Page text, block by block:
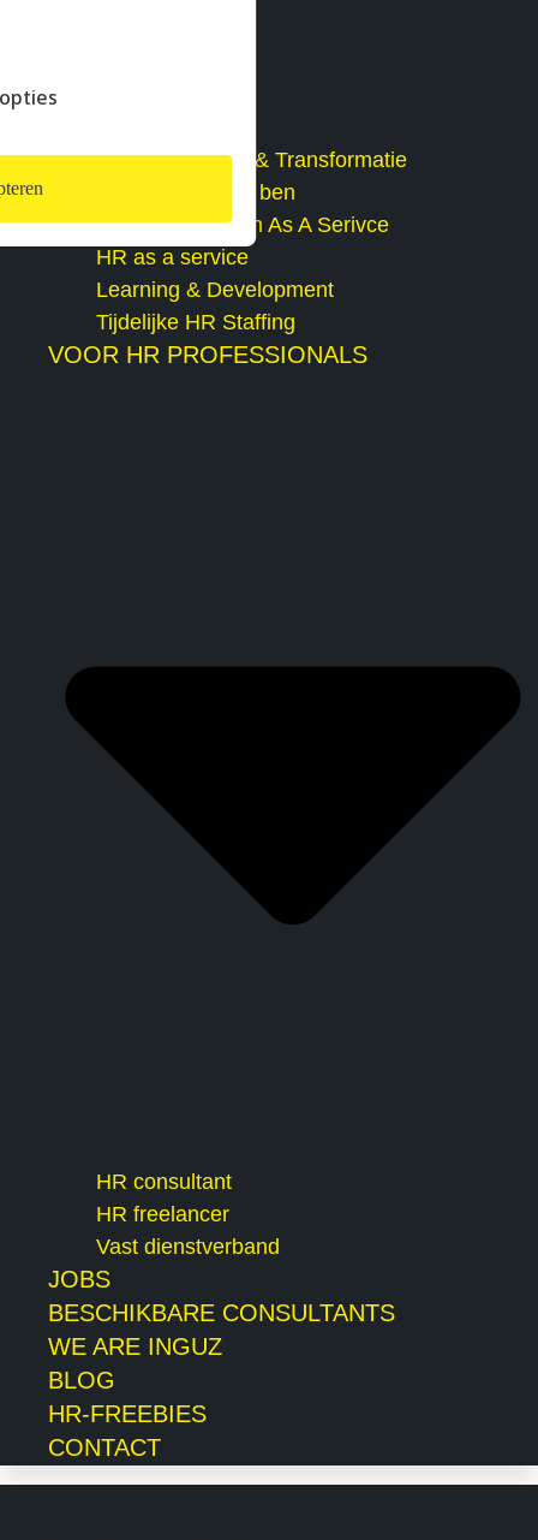
HR Technologie & Transformatie
Payroll / comp & ben
Talent Acquisition As A Serivce
HR as a service
Learning & Development
Tijdelijke HR Staffing
VOOR HR PROFESSIONALS
HR consultant
HR freelancer
Vast dienstverband
JOBS
BESCHIKBARE CONSULTANTS
WE ARE INGUZ
BLOG
HR-FREEBIES
CONTACT